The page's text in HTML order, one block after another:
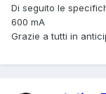
Di seguito le
600 mA
Grazie a tutti in